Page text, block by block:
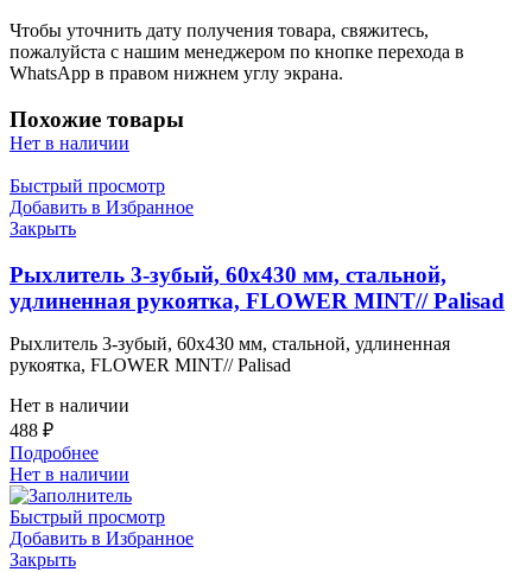
Чтобы уточнить дату получения товара, свяжитесь,
пожалуйста с нашим менеджером по кнопке перехода в
WhatsApp в правом нижнем углу экрана.
Похожие товары
Нет в наличии
Быстрый просмотр
Добавить в Избранное
Закрыть
Рыхлитель 3-зубый, 60х430 мм, стальной,
удлиненная рукоятка, FLOWER MINT// Palisad
Рыхлитель 3-зубый, 60х430 мм, стальной, удлиненная
рукоятка, FLOWER MINT// Palisad
Нет в наличии
488 ₽
Подробнее
Нет в наличии
Быстрый просмотр
Добавить в Избранное
Закрыть